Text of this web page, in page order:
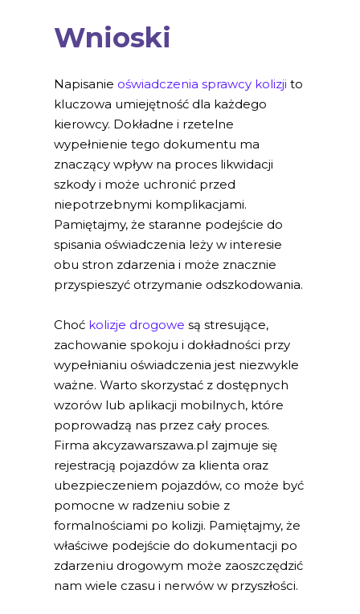
Wnioski
Napisanie oświadczenia sprawcy kolizji to
kluczowa umiejętność dla każdego
kierowcy. Dokładne i rzetelne
wypełnienie tego dokumentu ma
znaczący wpływ na proces likwidacji
szkody i może uchronić przed
niepotrzebnymi komplikacjami.
Pamiętajmy, że staranne podejście do
spisania oświadczenia leży w interesie
obu stron zdarzenia i może znacznie
przyspieszyć otrzymanie odszkodowania.
Choć kolizje drogowe są stresujące,
zachowanie spokoju i dokładności przy
wypełnianiu oświadczenia jest niezwykle
ważne. Warto skorzystać z dostępnych
wzorów lub aplikacji mobilnych, które
poprowadzą nas przez cały proces.
Firma akcyzawarszawa.pl zajmuje się
rejestracją pojazdów za klienta oraz
ubezpieczeniem pojazdów, co może być
pomocne w radzeniu sobie z
formalnościami po kolizji. Pamiętajmy, że
właściwe podejście do dokumentacji po
zdarzeniu drogowym może zaoszczędzić
nam wiele czasu i nerwów w przyszłości.